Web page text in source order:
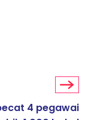
4 pegawai